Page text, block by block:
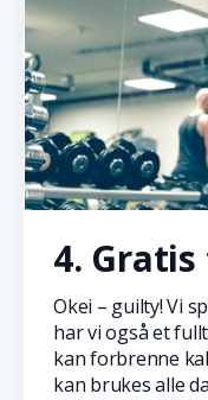
4.
Okei – guilty! Vi
har vi også et
kan forbrenne
kan brukes alle